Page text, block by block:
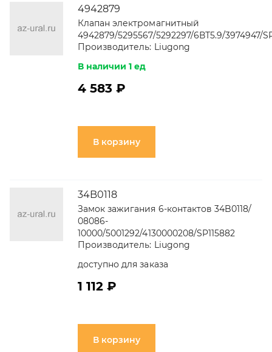
4942879
Клапан электромагнитный
4942879/5295567/5292297/6ВТ5.9/3974947/
Производитель: Liugong
В наличии 1 ед
4 583 ₽
В корзину
34B0118
Замок зажигания 6-контактов 34B0118/
08086-
10000/5001292/4130000208/SP115882
Производитель: Liugong
доступно для заказа
1 112 ₽
В корзину